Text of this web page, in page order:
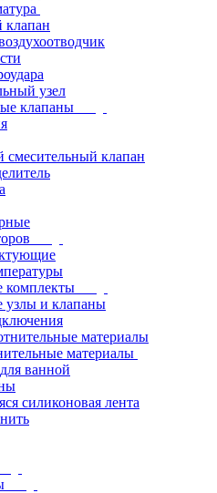
клапан
узел
клапаны
смесительный клапан
комплекты
узлы и клапаны
материалы
ванной
силиконовая лента